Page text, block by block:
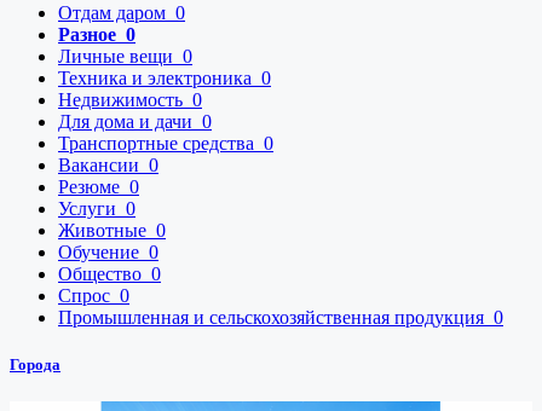
Отдам даром 0
Разное 0
Личные вещи 0
Техника и электроника 0
Недвижимость 0
Для дома и дачи 0
Транспортные средства 0
Вакансии 0
Резюме 0
Услуги 0
Животные 0
Обучение 0
Общество 0
Спрос 0
Промышленная и сельскохозяйственная продукция 0
Города